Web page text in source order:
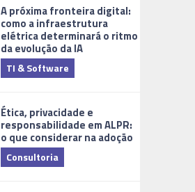
A próxima fronteira digital:
como a infraestrutura
elétrica determinará o ritmo
da evolução da IA
TI & Software
Ética, privacidade e
responsabilidade em ALPR:
o que considerar na adoção
Consultoria